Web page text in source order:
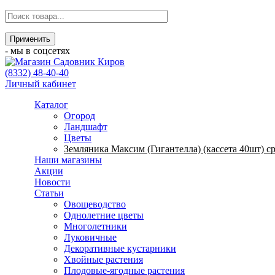
- мы в соцсетях
(8332) 48-40-40
Личный кабинет
Каталог
Огород
Ландшафт
Цветы
Земляника Максим (Гигантелла) (кассета 40шт)
Наши магазины
Акции
Новости
Статьи
Овощеводство
Однолетние цветы
Многолетники
Луковичные
Декоративные кустарники
Хвойные растения
Плодовые-ягодные растения